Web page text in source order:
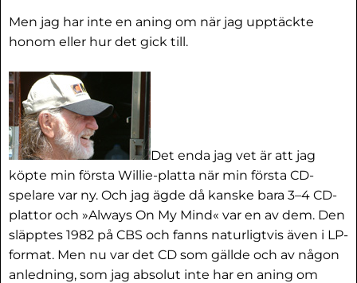
Men jag har inte en aning om när jag upptäckte
honom eller hur det gick till.
Det enda jag vet är att jag
köpte min första Willie-platta när min första CD-
spelare var ny. Och jag ägde då kanske bara 3–4 CD-
plattor och »Always On My Mind« var en av dem. Den
släpptes 1982 på CBS och fanns naturligtvis även i LP-
format. Men nu var det CD som gällde och av någon
anledning, som jag absolut inte har en aning om